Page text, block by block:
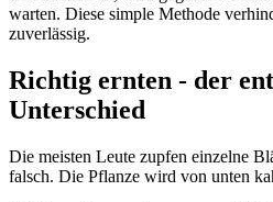
warten. Diese simple Methode
zuverlässig.
Richtig ernten - der
Unterschied
Die meisten Leute zupfen einzelne
falsch. Die Pflanze wird von unten